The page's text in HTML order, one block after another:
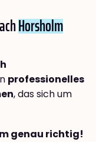
Horsholm
professionelles
, das sich um
genau richtig!